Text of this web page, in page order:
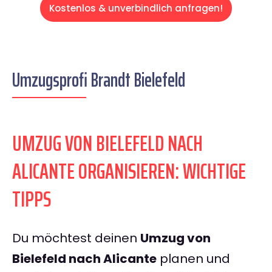
Kostenlos & unverbindlich anfragen!
Umzugsprofi Brandt Bielefeld
UMZUG VON BIELEFELD NACH
ALICANTE ORGANISIEREN: WICHTIGE
TIPPS
Du möchtest deinen Umzug von
Bielefeld nach Alicante planen und